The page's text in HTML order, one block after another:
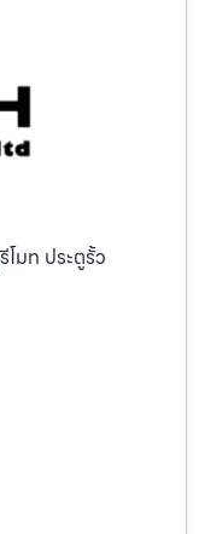
มท ประตูรั้ว